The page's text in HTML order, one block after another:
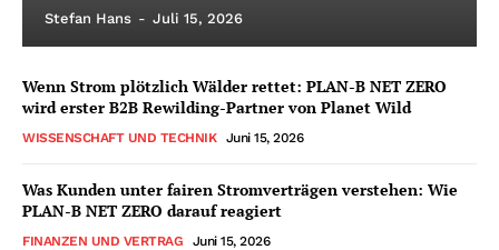
Stefan Hans - Juli 15, 2026
Wenn Strom plötzlich Wälder rettet: PLAN-B NET ZERO
wird erster B2B Rewilding-Partner von Planet Wild
WISSENSCHAFT UND TECHNIK Juni 15, 2026
Was Kunden unter fairen Stromverträgen verstehen: Wie
PLAN-B NET ZERO darauf reagiert
FINANZEN UND VERTRAG Juni 15, 2026